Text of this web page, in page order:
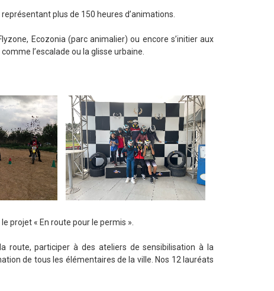
plus de 150 heures d’animations.
Ecozonia (parc animalier) ou encore s’initier aux
l’escalade ou la glisse urbaine.
projet « En route pour le permis ».
route, participer à des ateliers de sensibilisation à la
de tous les élémentaires de la ville. Nos 12 lauréats